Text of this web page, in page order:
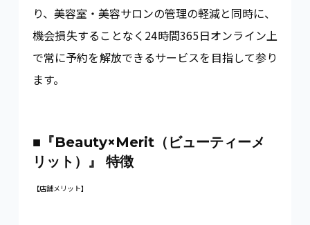
り、美容室・美容サロンの管理の軽減と同時に、
機会損失することなく24時間365日オンライン上
で常に予約を解放できるサービスを目指して参り
ます。
■『Beauty×Merit（ビューティーメ
リット）』 特徴
【店舗メリット】